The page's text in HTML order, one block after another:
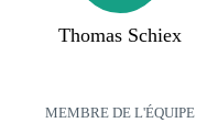
Thomas Schiex
MEMBRE DE L'ÉQUIPE